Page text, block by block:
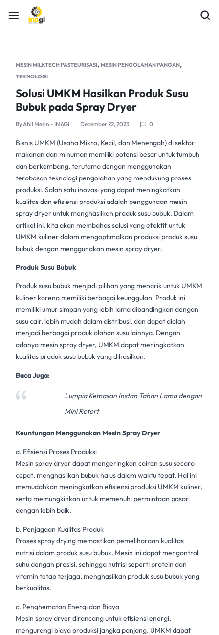
MESIN MILKTECH PASTEURISASI, MESIN PENGOLAHAN PANGAN,
TEKNOLOGI
Solusi UMKM Hasilkan Produk Susu
Bubuk pada Spray Dryer
ByAhli Mesin - INAGI December 22, 2023 0
Bisnis UMKM (Usaha Mikro, Kecil, dan Menengah) di sektor
makanan dan minuman memiliki potensi besar untuk tumbuh
dan berkembang, terutama dengan menggunakan
terobosan teknologi pengolahan yang mendukung proses
produksi. Salah satu inovasi yang dapat meningkatkan
kualitas dan efisiensi produksi adalah penggunaan mesin
spray dryeruntuk menghasilkan produksusu bubuk. Dalam
artikel ini, kita akan membahas solusi yang efektif untuk
UMKM kulinerdalam mengoptimalkan produksi produksusu
bubukdengan menggunakan mesin spray dryer.
Produk Susu Bubuk
Produk susu bubuk menjadi pilihan yang menarik untuk UMKM
kuliner karena memiliki berbagai keunggulan. Produk ini
memiliki umur simpan yang lebih lama dibandingkan dengan
susu cair, lebih mudah dalam distribusi, dan dapat diolah
menjadi berbagai produk olahan susu lainnya. Dengan
adanya mesin spray dryer, UMKM dapat meningkatkan
kualitas produk susu bubukyang dihasilkan.
Baca Juga:
Lumpia Kemasan Instan Tahan Lama dengan
Mini Retort
Keuntungan Menggunakan MesinSpray Dryer
a. Efisiensi Proses Produksi
Mesin spray dryerdapat mengeringkan cairan susu secara
cepat, menghasilkan bubuk halus dalam waktu tepat. Hal ini
memudahkan meningkatkan efisiensi produksi UMKM kuliner,
serta memungkinkan untuk memenuhi permintaan pasar
dengan lebih baik.
b. Penjagaan Kualitas Produk
Proses spray drying memastikan pemeliharaan kualitas
nutrisi dalam produk susu bubuk. Mesin ini dapat mengontrol
suhu dengan presisi, sehingga nutrisi seperti protein dan
vitamin tetap terjaga, menghasilkan produksusu bubukyang
berkualitas.
c. Penghematan Energi dan Biaya
Mesin spray dryerdirancang untuk efisiensi energi,
mengurangi biaya produksi jangka panjang. UMKM dapat